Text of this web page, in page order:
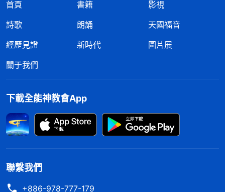
首頁 書籍
影視
詩歌
朗誦
天國福音
經歷見證
新時代
圖片展
關于我們
下載全能神教會App
聯繫我們
+886-978-777-179